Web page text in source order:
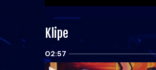
Klipe
02:57